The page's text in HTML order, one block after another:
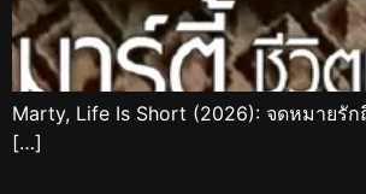
Marty, Life Is Short (2026): จดหมายรัก
[…]